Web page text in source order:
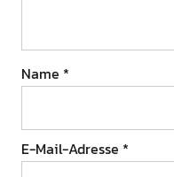
Name *
E-Mail-Adresse *